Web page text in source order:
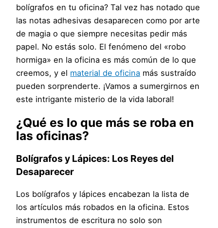
bolígrafos en tu oficina? Tal vez has notado que
las notas adhesivas desaparecen como por arte
de magia o que siempre necesitas pedir más
papel. No estás solo. El fenómeno del «robo
hormiga» en la oficina es más común de lo que
creemos, y el material de oficina más sustraído
pueden sorprenderte. ¡Vamos a sumergirnos en
este intrigante misterio de la vida laboral!
¿Qué es lo que más se roba en
las oficinas?
Bolígrafos y Lápices: Los Reyes del
Desaparecer
Los bolígrafos y lápices encabezan la lista de
los artículos más robados en la oficina. Estos
instrumentos de escritura no solo son